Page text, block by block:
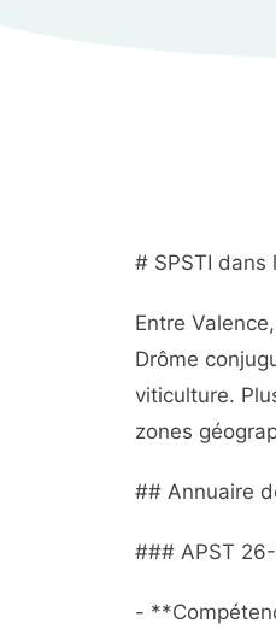
# SPSTI dans
Entre
Drôme
viticulture.
zones
## Annuaire
### APST
-